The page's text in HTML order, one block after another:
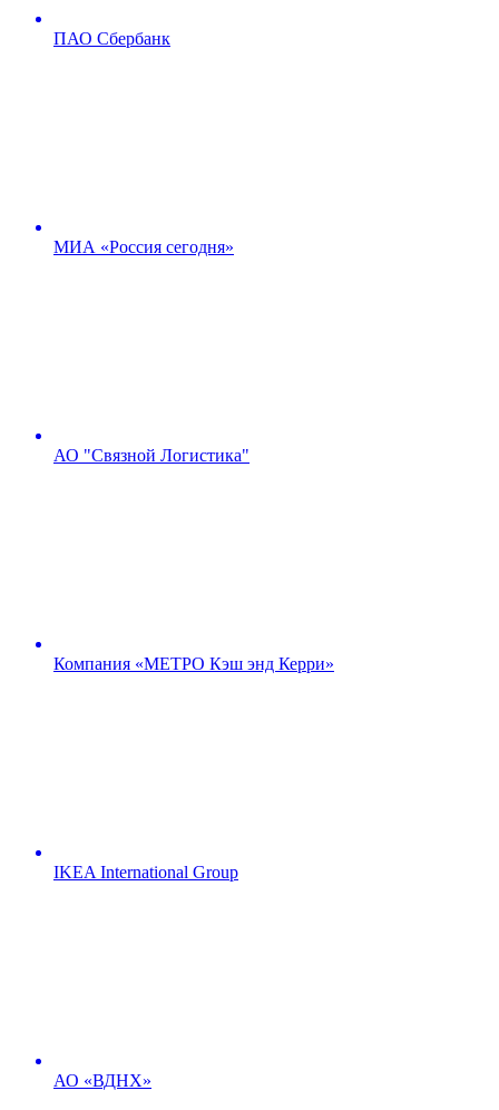
ПАО Сбербанк
МИА «Россия сегодня»
АО "Связной Логистика"
Компания «МЕТРО Кэш энд Керри»
IKEA International Group
АО «ВДНХ»